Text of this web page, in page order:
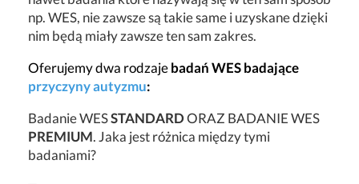
np. WES, nie zawsze są takie same i uzyskane dzięki
nim będą miały zawsze ten sam zakres.
Oferujemy dwa rodzajebadań WES badające
przyczyny autyzmu:
Badanie WESSTANDARDORAZ BADANIE WES
PREMIUM. Jaka jest różnica między tymi
badaniami?